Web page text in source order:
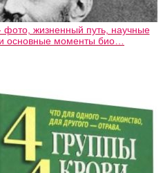
жизненный путь, научные
основные моменты био…